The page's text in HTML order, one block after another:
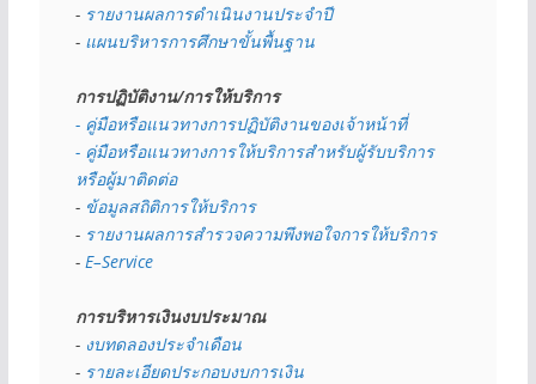
- รายงานผลการดำเนินงานประจำปี
- แผนบริหารการศึกษาขั้นพื้นฐาน
การปฏิบัติงาน/การให้บริการ
- คู่มือหรือแนวทางการปฏิบัติงานของเจ้าหน้าที่
- คู่มือหรือแนวทางการให้บริการสำหรับผู้รับบริการ
หรือผู้มาติดต่อ
- ข้อมูลสถิติการให้บริการ
- รายงานผลการสำรวจความพึงพอใจการให้บริการ
- E–Service
การบริหารเงินงบประมาณ
- งบทดลองประจำเดือน
- รายละเอียดประกอบงบการเงิน